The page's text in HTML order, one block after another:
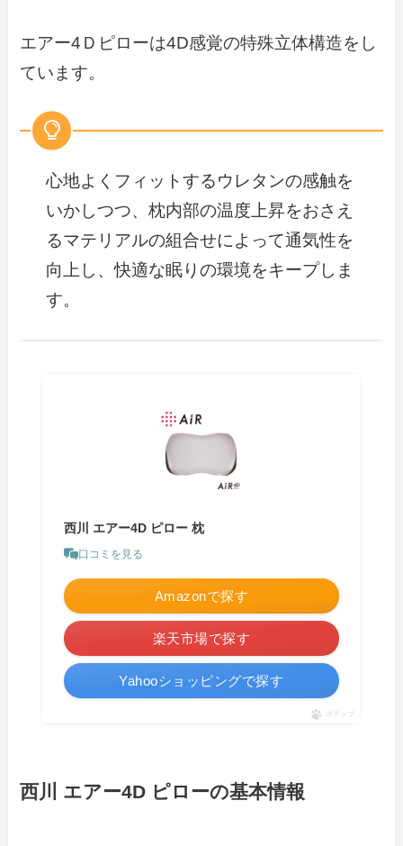
エアー4Ｄピローは4D感覚の特殊立体構造をし
ています。
心地よくフィットするウレタンの感触を
いかしつつ、枕内部の温度上昇をおさえ
るマテリアルの組合せによって通気性を
向上し、快適な眠りの環境をキープしま
す。
西川 エアー4D ピロー 枕
口コミを見る
Amazonで探す
楽天市場で探す
Yahooショッピングで探す
ポチップ
西川 エアー4D ピローの基本情報